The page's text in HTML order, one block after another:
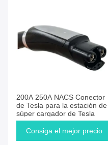
200A 250A NACS Conector
de Tesla para la estación de
súper cargador de Tesla
Consiga el mejor precio